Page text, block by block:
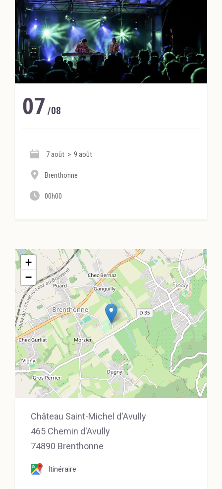
07 /08
7 août > 9 août
Brenthonne
00h00
+
−
Château Saint-Michel d'Avully
465 Chemin d'Avully
74890 Brenthonne
Itinéraire